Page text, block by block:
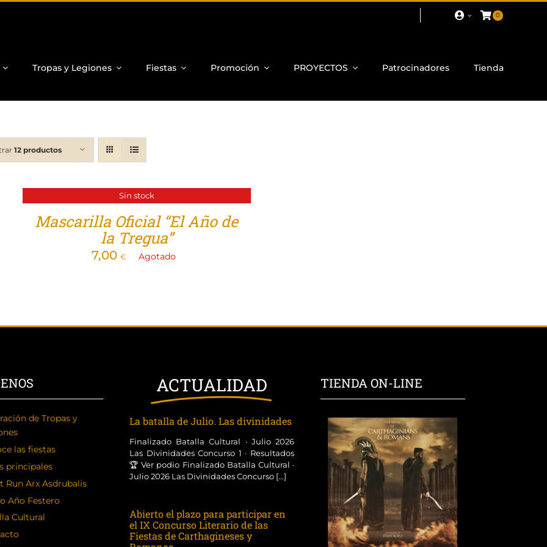
0
Tropas y Legiones Fiestas Promoción PROYECTOS Patrocinadores Tienda
12 productos
Sin stock
Mascarilla Oficial “El Año de
la Tregua”
7,00 € Agotado
de Tropas y
las fiestas
principales
Run Arx Asdrubalis
Año Festero
Cultural
ACTUALIDAD
La batalla de Julio. Las divinidades
Finalizado Batalla Cultural · Julio 2026
Las Divinidades Concurso 1 · Resultados
🏆 Ver podio Finalizado Batalla Cultural ·
Julio 2026 Las Divinidades Concurso [...]
Abierto el plazo para participar en
el IX Concurso Literario de las
Fiestas de Carthagineses y
TIENDA ON-LINE